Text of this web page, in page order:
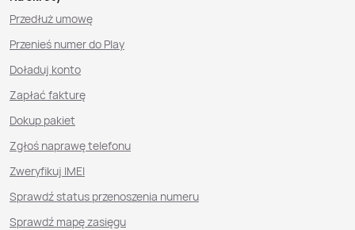
Przedłuż umowę
Przenieś numer do Play
Doładuj konto
Zapłać fakturę
Dokup pakiet
Zgłoś naprawę telefonu
Zweryfikuj IMEI
Sprawdź status przenoszenia numeru
Sprawdź mapę zasięgu